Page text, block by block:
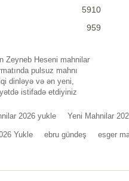
5910
959
Zeyneb Heseni mahnilar
pulsuz mahnı
dinləyə və ən yeni,
istifadə etdiyiniz
2026 yukle Yeni Mahnilar
Yukle ebru gündeş esger